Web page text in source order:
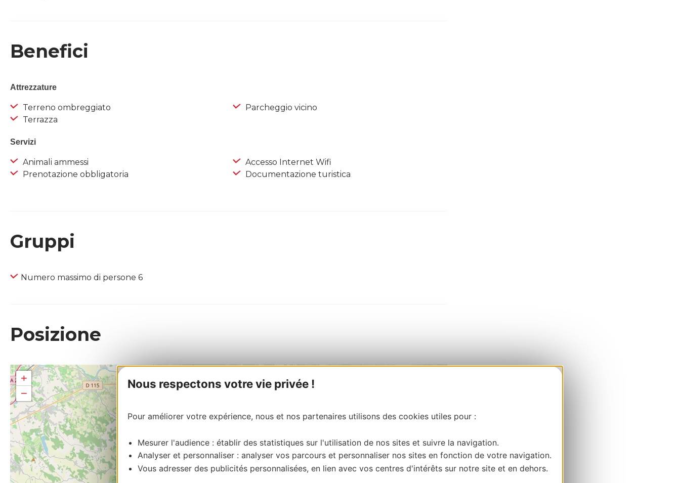
Nous respectons votre vie privée !
Pour améliorer votre expérience, nous et nos partenaires utilisons des cookies utiles pour :
Mesurer l'audience : établir des statistiques sur l'utilisation de nos sites et suivre la navigation.
Analyser et personnaliser : analyser vos parcours et personnaliser nos sites en fonction de votre navigation.
Vous adresser des publicités personnalisées, en lien avec vos centres d'intérêts sur notre site et en dehors.
Benefici
Attrezzature
Terreno ombreggiato
Terrazza
Parcheggio vicino
Servizi
Animali ammessi
Prenotazione obbligatoria
Accesso Internet Wifi
Documentazione turistica
Gruppi
Numero massimo di persone 6
Posizione
+
−